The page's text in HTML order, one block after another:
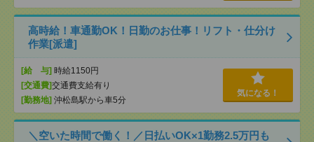
高時給！車通勤OK！日勤のお仕事！リフト・仕分け
作業[派遣]
[給 与] 時給1150円
[交通費]交通費支給有り
[勤務地] 沖松島駅から車5分
気になる！
＼空いた時間で働く！／日払いOK×1勤務2.5万円も